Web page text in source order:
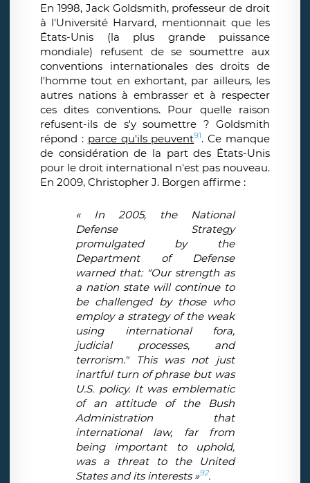
En 1998, Jack Goldsmith, professeur de droit
à l'Université Harvard, mentionnait que les
États-Unis (la plus grande puissance
mondiale) refusent de se soumettre aux
conventions internationales des droits de
l'homme tout en exhortant, par ailleurs, les
autres nations à embrasser et à respecter
ces dites conventions. Pour quelle raison
refusent-ils de s'y soumettre ? Goldsmith
répond : parce qu'ils peuvent91. Ce manque
de considération de la part des États-Unis
pour le droit international n'est pas nouveau.
En 2009, Christopher J. Borgen affirme :
« In 2005, the National
Defense Strategy
promulgated by the
Department of Defense
warned that: "Our strength as
a nation state will continue to
be challenged by those who
employ a strategy of the weak
using international fora,
judicial processes, and
terrorism." This was not just
inartful turn of phrase but was
U.S. policy. It was emblematic
of an attitude of the Bush
Administration that
international law, far from
being important to uphold,
was a threat to the United
States and its interests »92.